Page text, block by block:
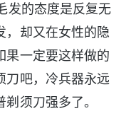
的态度是反复无
，却又在女性的隐
果一定要这样做的
刀吧，冷兵器永远
须刀强多了。